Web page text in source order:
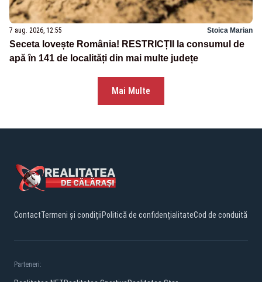
7 aug. 2026, 12:55 Stoica Marian
Seceta lovește România! RESTRICȚII la consumul de
apă în 141 de localități din mai multe județe
Mai Multe
ContactTermeni și condițiiPolitică de confidențialitateCod de conduită
Parteneri: